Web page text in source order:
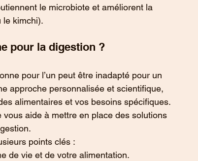
le microbiote et améliorent la
le kimchi).
pour la digestion ?
pour l’un peut être inadapté pour un
approche personnalisée et scientifique,
alimentaires et vos besoins spécifiques.
aide à mettre en place des solutions
points clés :
de vie et de votre alimentation.